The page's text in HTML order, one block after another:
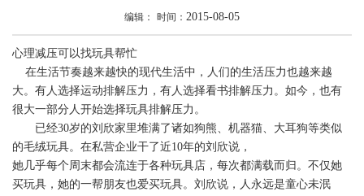
编辑： 时间： 2015-08-05
心理减压可以找玩具帮忙
在生活节奏越来越快的现代生活中，人们的生活压力也越来越
大。有人选择运动排解压力，有人选择看书排解压力。如今，也有
很大一部分人开始选择玩具排解压力。
已经30岁的刘欣家里堆满了诸如狗熊、机器猫、大耳狗等类似
的毛绒玩具。在私营企业干了近10年的刘欣说，
她几乎每个周末都会流连于各种玩具店，每次都满载而归。不仅她
买玩具，她的一帮朋友也爱买玩具。刘欣说，人永远是童心未泯